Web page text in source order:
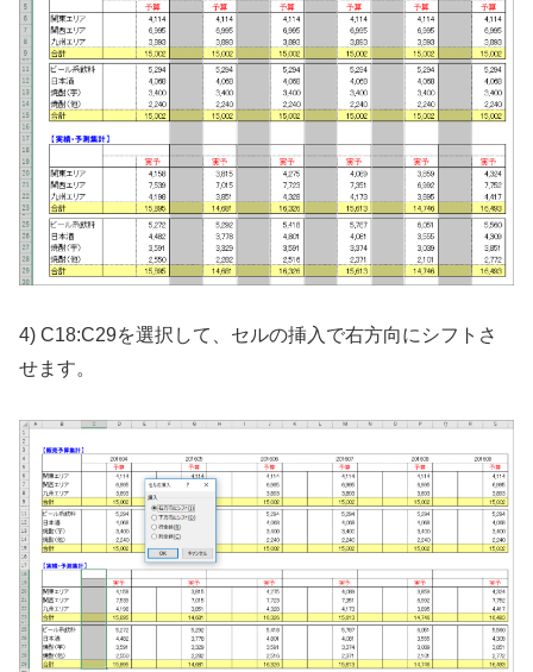
4) C18:C29を選択して、セルの挿入で右方向にシフトさ
せます。